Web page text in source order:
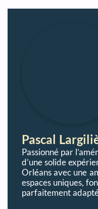
Pascal
Passionné par
d’une solide
Orléans avec une
espaces uniques,
parfaitement